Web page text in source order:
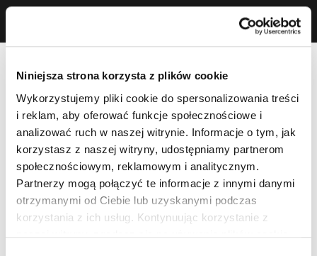
Niniejsza strona korzysta z plików cookie
Wykorzystujemy pliki cookie do spersonalizowania treści
i reklam, aby oferować funkcje społecznościowe i
analizować ruch w naszej witrynie. Informacje o tym, jak
korzystasz z naszej witryny, udostępniamy partnerom
społecznościowym, reklamowym i analitycznym.
Partnerzy mogą połączyć te informacje z innymi danymi
otrzymanymi od Ciebie lub uzyskanymi podczas
korzystania z ich usług. Kontynuując korzystanie z